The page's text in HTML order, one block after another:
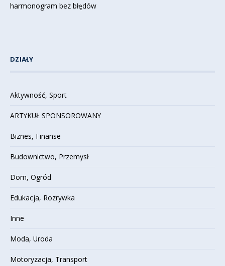
harmonogram bez błędów
DZIAŁY
Aktywność, Sport
ARTYKUŁ SPONSOROWANY
Biznes, Finanse
Budownictwo, Przemysł
Dom, Ogród
Edukacja, Rozrywka
Inne
Moda, Uroda
Motoryzacja, Transport